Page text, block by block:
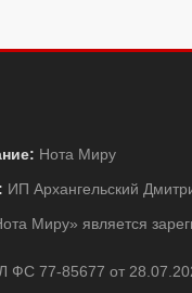
Нота Миру
ИП Архангельский
Миру» является
ФС 77-85677 от